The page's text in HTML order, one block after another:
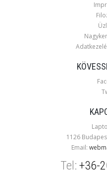
1126
Email:
Tel: +36-